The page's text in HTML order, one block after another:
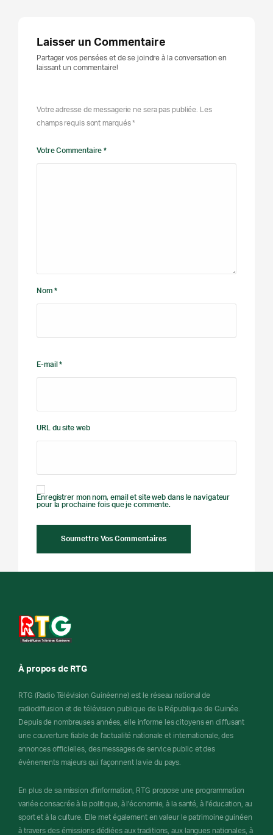
Laisser un Commentaire
Partager vos pensées et de se joindre à la conversation en
laissant un commentaire!
Votre adresse de messagerie ne sera pas publiée. Les
champs requis sont marqués *
Votre Commentaire *
Nom *
E-mail *
URL du site web
Enregistrer mon nom, email et site web dans le navigateur
pour la prochaine fois que je commente.
À propos de RTG
RTG (Radio Télévision Guinéenne) est le réseau national de
radiodiffusion et de télévision publique de la République de Guinée.
Depuis de nombreuses années, elle informe les citoyens en diffusant
une couverture fiable de l'actualité nationale et internationale, des
annonces officielles, des messages de service public et des
événements majeurs qui façonnent la vie du pays.
En plus de sa mission d'information, RTG propose une programmation
variée consacrée à la politique, à l'économie, à la santé, à l'éducation, au
sport et à la culture. Elle met également en valeur le patrimoine guinéen
à travers des émissions dédiées aux traditions, aux langues nationales, à